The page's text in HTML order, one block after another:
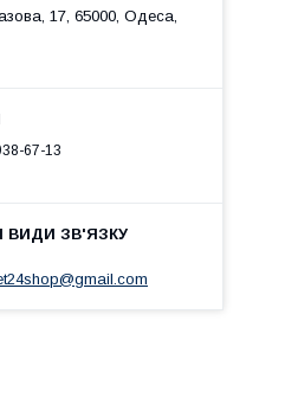
17, 65000, Одеса,
67-13